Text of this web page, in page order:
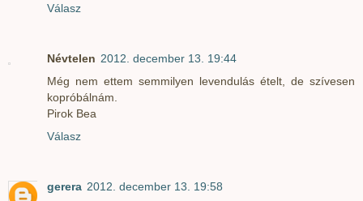
Válasz
Névtelen 2012. december 13. 19:44
Még nem ettem semmilyen levendulás ételt, de szívesen
kopróbálnám.
Pirok Bea
Válasz
gerera 2012. december 13. 19:58